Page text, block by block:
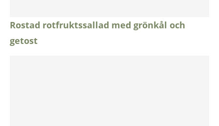
Rostad rotfruktssallad med grönkål och
getost